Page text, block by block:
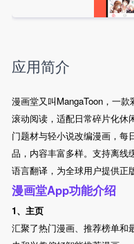
应用简介
漫画堂又叫MangaToon，一
滚动阅读，适配日常碎片化休
门题材与轻小说改编漫画，每
品，内容丰富多样。支持离线
语言翻译，为全球用户提供正
漫画堂App功能介绍
1、主页
汇聚了热门漫画、推荐榜单和